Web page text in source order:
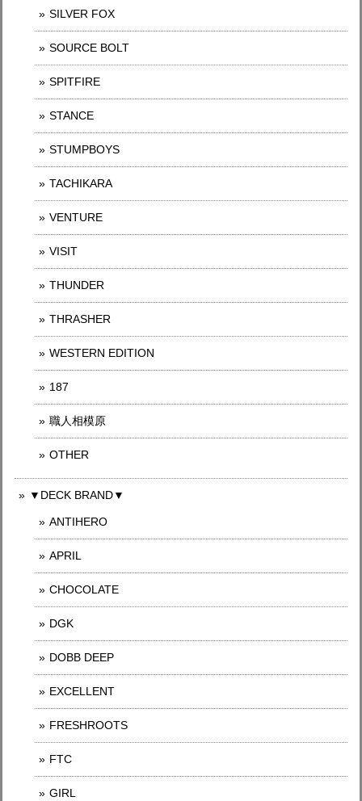
SILVER FOX
SOURCE BOLT
SPITFIRE
STANCE
STUMPBOYS
TACHIKARA
VENTURE
VISIT
THUNDER
THRASHER
WESTERN EDITION
187
職人相模原
OTHER
▼DECK BRAND▼
ANTIHERO
APRIL
CHOCOLATE
DGK
DOBB DEEP
EXCELLENT
FRESHROOTS
FTC
GIRL